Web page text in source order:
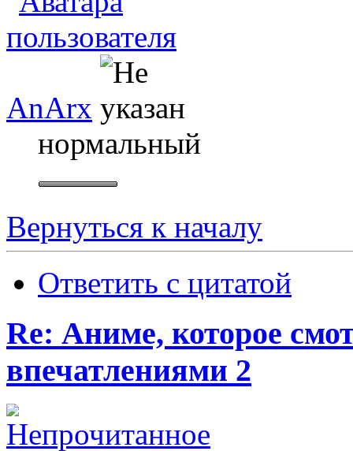
AnArx
нормальный
Вернуться к началу
Ответить с цитатой
Re: Аниме, которое
впечатлениями 2